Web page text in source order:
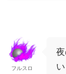
フルスロ